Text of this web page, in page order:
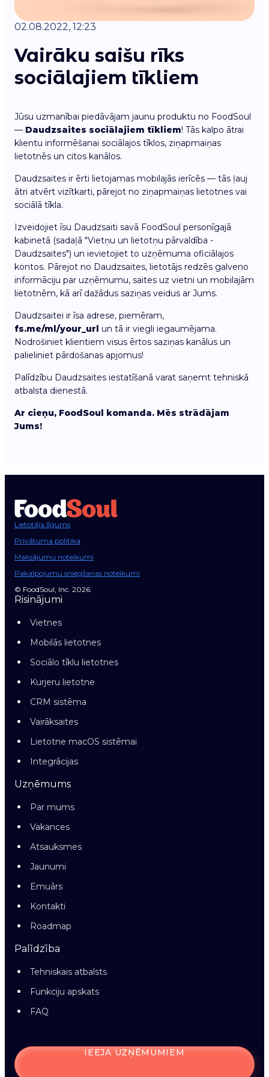
02.08.2022, 12:23
Vairāku saišu rīks
sociālajiem tīkliem
Jūsu uzmanībai piedāvājam jaunu produktu no FoodSoul
— Daudzsaites sociālajiem tīkliem! Tās kalpo ātrai
klientu informēšanai sociālajos tīklos, ziņapmaiņas
lietotnēs un citos kanālos.
Daudzsaites ir ērti lietojamas mobilajās ierīcēs — tās ļauj
ātri atvērt vizītkarti, pārejot no ziņapmaiņas lietotnes vai
sociālā tīkla.
Izveidojiet īsu Daudzsaiti savā FoodSoul personīgajā
kabinetā (sadaļā "Vietņu un lietotņu pārvaldība -
Daudzsaites") un ievietojiet to uzņēmuma oficiālajos
kontos. Pārejot no Daudzsaites, lietotājs redzēs galveno
informāciju par uzņēmumu, saites uz vietni un mobilajām
lietotnēm, kā arī dažādus saziņas veidus ar Jums.
Daudzsaitei ir īsa adrese, piemēram,
fs.me/ml/your_url un tā ir viegli iegaumējama.
Nodrošiniet klientiem visus ērtos saziņas kanālus un
palieliniet pārdošanas apjomus!
Palīdzību Daudzsaites iestatīšanā varat saņemt tehniskā
atbalsta dienestā.
Ar cieņu, FoodSoul komanda. Mēs strādājam
Jums!
Lietotāja līgums
Privātuma politika
Maksājumu noteikumi
Pakalpojumu sniegšanas noteikumi
© FoodSoul, Inc. 2026.
Risinājumi
Vietnes
Mobilās lietotnes
Sociālo tīklu lietotnes
Kurjeru lietotne
CRM sistēma
Vairāksaites
Lietotne macOS sistēmai
Integrācijas
Uzņēmums
Par mums
Vakances
Atsauksmes
Jaunumi
Emuārs
Kontakti
Roadmap
Palīdzība
Tehniskais atbalsts
Funkciju apskats
FAQ
IEEJA UZŅĒMUMIEM